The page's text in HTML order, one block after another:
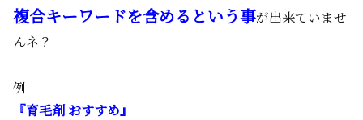
複合キーワードを含めるという事が出来ていませ
んネ？
例
『育毛剤 おすすめ』